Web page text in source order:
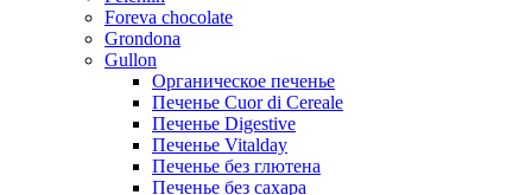
Foreva chocolate
Grondona
Gullon
Органическое печенье
Печенье Cuor di Cereale
Печенье Digestive
Печенье Vitalday
Печенье без глютена
Печенье без сахара